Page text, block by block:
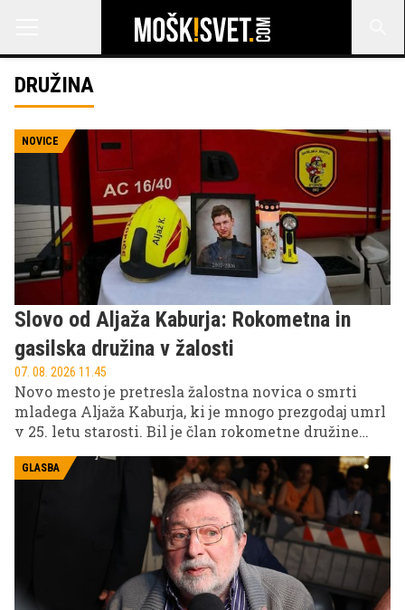
DRUŽINA
NOVICE
Slovo od Aljaža Kaburja: Rokometna in
gasilska družina v žalosti
07. 08. 2026 11.45
Novo mesto je pretresla žalostna novica o smrti
mladega Aljaža Kaburja, ki je mnogo prezgodaj umrl
v 25. letu starosti. Bil je član rokometne družine
predanostjo pustil močan pečat med ljudmi, ki so ga
GLASBA